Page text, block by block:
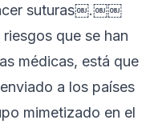
suturas￼.￼￼
que se han
médicas, está que
a los países
mimetizado en el